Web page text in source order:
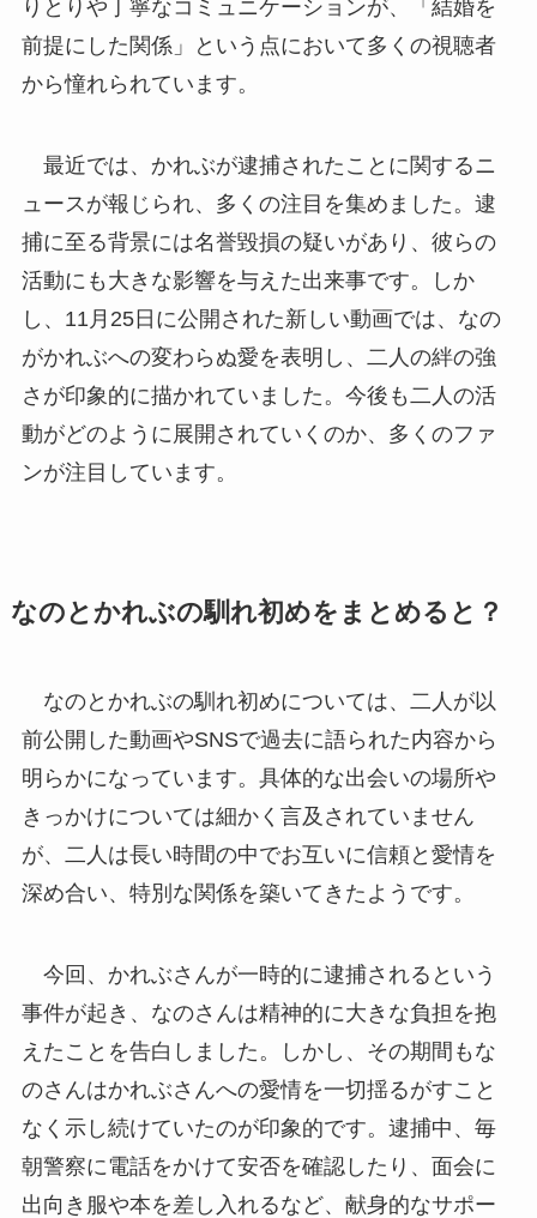
りとりや丁寧なコミュニケーションが、「結婚を
前提にした関係」という点において多くの視聴者
から憧れられています。
最近では、かれぶが逮捕されたことに関するニ
ュースが報じられ、多くの注目を集めました。逮
捕に至る背景には名誉毀損の疑いがあり、彼らの
活動にも大きな影響を与えた出来事です。しか
し、11月25日に公開された新しい動画では、なの
がかれぶへの変わらぬ愛を表明し、二人の絆の強
さが印象的に描かれていました。今後も二人の活
動がどのように展開されていくのか、多くのファ
ンが注目しています。
なのとかれぶの馴れ初めをまとめると？
なのとかれぶの馴れ初めについては、二人が以
前公開した動画やSNSで過去に語られた内容から
明らかになっています。具体的な出会いの場所や
きっかけについては細かく言及されていません
が、二人は長い時間の中でお互いに信頼と愛情を
深め合い、特別な関係を築いてきたようです。
今回、かれぶさんが一時的に逮捕されるという
事件が起き、なのさんは精神的に大きな負担を抱
えたことを告白しました。しかし、その期間もな
のさんはかれぶさんへの愛情を一切揺るがすこと
なく示し続けていたのが印象的です。逮捕中、毎
朝警察に電話をかけて安否を確認したり、面会に
出向き服や本を差し入れるなど、献身的なサポー